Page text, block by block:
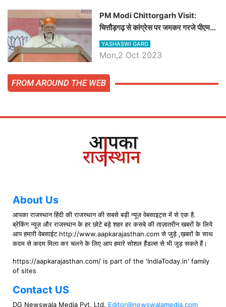
PM Modi Chittorgarh Visit:
चित्तौड़गढ़ से कांग्रेस पर जमकर गरजे पीएम
मोदी, जाने प्रधानमंत्री के भाषण की बड़ी
बातें, देखें वीडियो
YASHASWI GARG
Mon,2 Oct 2023
FROM AROUND THE WEB
About Us
आपका राजस्थान हिंदी की राजस्थान की सबसे बड़ी न्यूज़ वेबसाइट्स में से एक है.
ब्रेकिंग न्यूज़ और राजस्थान के हर छोटे बड़े शहर हर कसबे की ताज़ातरीन खबरों के लिये
आप हमारी वेबसाईट http://www.aapkarajasthan.com से जुड़े ,ख़बरों के साथ
कदम से कदम मिला कर चलने के लिए आप हमारे सोशल हैंडल्स से भी जुड़ सकते हैं।
https://aapkarajasthan.com/ is part of the 'IndiaToday.in' family
of sites
Contact US
DG Newswala Media Pvt. Ltd. Editor@newswalamedia.com